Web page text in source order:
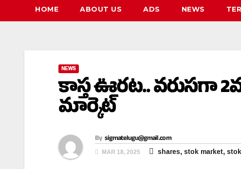
HOME ABOUT US ADS NEWS
NEWS
కాస్త ఊరట.. వరుసగా
మార్కెట్
By sigmatelugu@gmail.com
MAR 18, 2025 shares,stok market,